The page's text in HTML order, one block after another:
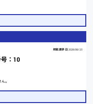
掲載更新日 2026/06/23
：10
。